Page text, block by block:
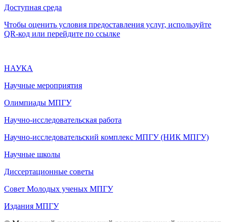
Доступная среда
Чтобы оценить условия предоставления услуг, используйте
QR-код или перейдите по ссылке
НАУКА
Научные мероприятия
Олимпиады МПГУ
Научно-исследовательская работа
Научно-исследовательский комплекс МПГУ (НИК МПГУ)
Научные школы
Диссертационные советы
Совет Молодых ученых МПГУ
Издания МПГУ